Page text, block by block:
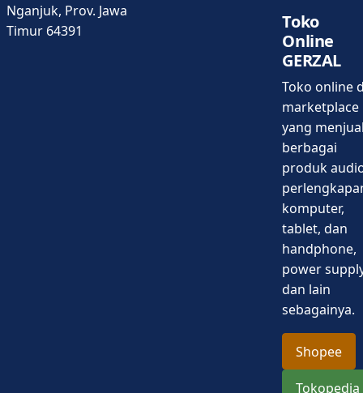
Nganjuk, Prov. Jawa
Timur 64391
Toko
Online
GERZAL
Toko online
marketplace
yang
berbagai
produk
komputer,
tablet, dan
handphone,
power
dan lain
sebagainya.
Shopee
Tokopedia